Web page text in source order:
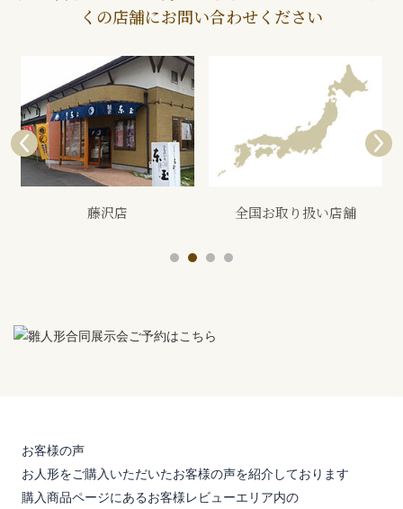
くの店舗にお問い合わせください
藤沢店 全国お取り扱い店舗
お客様の声
お人形をご購入いただいたお客様の声を紹介しております
購入商品ページにあるお客様レビューエリア内の